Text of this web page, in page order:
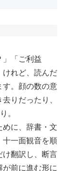
」「ご利益
けれど、読んだ
す。顔の数の意
りだったり、
。
めに、辞書・文
十一面観音を順
け翻訳し、断言
が前に進む形に